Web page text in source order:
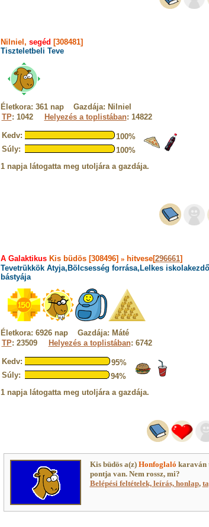
Nilniel, segéd [308481]
Tiszteletbeli Teve
Életkora: 361 nap Gazdája: Nilniel
TP: 1042 Helyezés a toplistában: 14822
Kedv:
100%
Súly:
100%
1 napja látogatta meg utoljára a gazdája.
A GalaktikusKis büdös [308496] » hitvese[296661]
Tevetrükkök Atyja,Bölcsesség forrása,Lelkes
bástyája
Életkora: 6926 nap Gazdája: Máté
TP: 23509 Helyezés a toplistában: 6742
Kedv:
95%
Súly:
94%
1 napja látogatta meg utoljára a gazdája.
Kis büdös a(z) Honfoglaló karaván
pontja van. Nem rossz, mi?
Belépési feltételek, leírás, honlap,